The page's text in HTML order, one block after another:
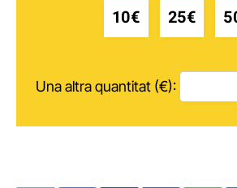
10€ 25€
Una altra quantitat (€):